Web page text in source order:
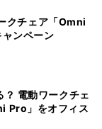
クチェア「Omni
ンペーン
？ 電動ワークチェ
Pro」をオフィス